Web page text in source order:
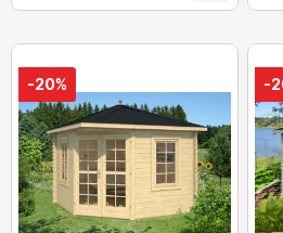
-20% -